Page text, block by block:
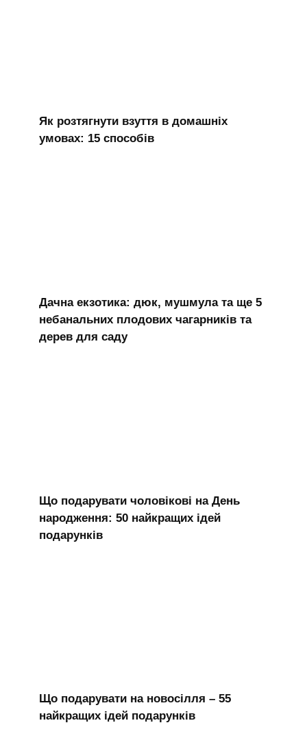
Як розтягнути взуття в домашніх
умовах: 15 способів
Дачна екзотика: дюк, мушмула та ще 5
небанальних плодових чагарників та
дерев для саду
Що подарувати чоловікові на День
народження: 50 найкращих ідей
подарунків
Що подарувати на новосілля – 55
найкращих ідей подарунків